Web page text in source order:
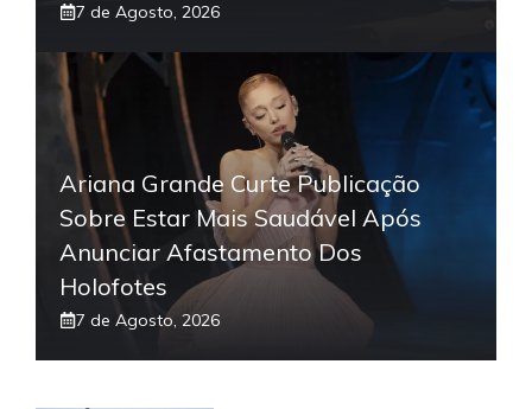
7 de Agosto, 2026
Ariana Grande Curte Publicação
Sobre Estar Mais Saudável Após
Anunciar Afastamento Dos
Holofotes
7 de Agosto, 2026